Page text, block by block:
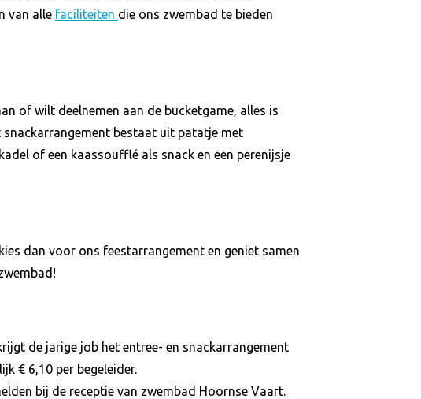
van alle faciliteiten die ons zwembad te bieden
of wilt deelnemen aan de bucketgame, alles is
snackarrangement bestaat uit patatje met
of een kaassoufflé als snack en een perenijsje
dan voor ons feestarrangement en geniet samen
de jarige job het entree- en snackarrangement
€ 6,10 per begeleider.
bij de receptie van zwembad Hoornse Vaart.